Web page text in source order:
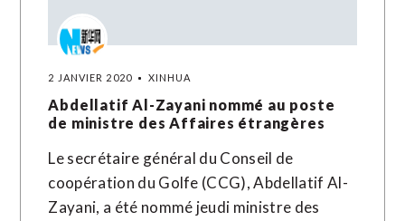
2 JANVIER 2020 XINHUA
Abdellatif Al-Zayani nommé au poste
de ministre des Affaires étrangères
Le secrétaire général du Conseil de
coopération du Golfe (CCG), Abdellatif Al-
Zayani, a été nommé jeudi ministre des